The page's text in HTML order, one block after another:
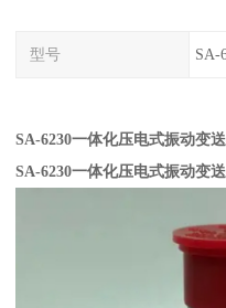
型号 SA-
SA-6230一体化压电式振动变
SA-6230一体化压电式振动变